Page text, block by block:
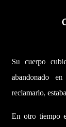
Su cuerpo
abandonado
reclamarlo,
En otro tiempo